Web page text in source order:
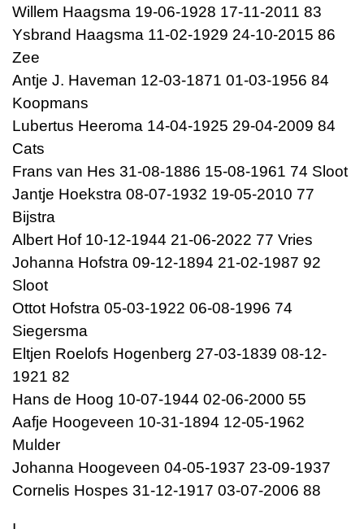
Willem Haagsma 19-06-1928 17-11-2011 83
Ysbrand Haagsma 11-02-1929 24-10-2015 86
Zee
Antje J. Haveman 12-03-1871 01-03-1956 84
Koopmans
Lubertus Heeroma 14-04-1925 29-04-2009 84
Cats
Frans van Hes 31-08-1886 15-08-1961 74 Sloot
Jantje Hoekstra 08-07-1932 19-05-2010 77
Bijstra
Albert Hof 10-12-1944 21-06-2022 77 Vries
Johanna Hofstra 09-12-1894 21-02-1987 92
Sloot
Ottot Hofstra 05-03-1922 06-08-1996 74
Siegersma
Eltjen Roelofs Hogenberg 27-03-1839 08-12-
1921 82
Hans de Hoog 10-07-1944 02-06-2000 55
Aafje Hoogeveen 10-31-1894 12-05-1962
Mulder
Johanna Hoogeveen 04-05-1937 23-09-1937
Cornelis Hospes 31-12-1917 03-07-2006 88